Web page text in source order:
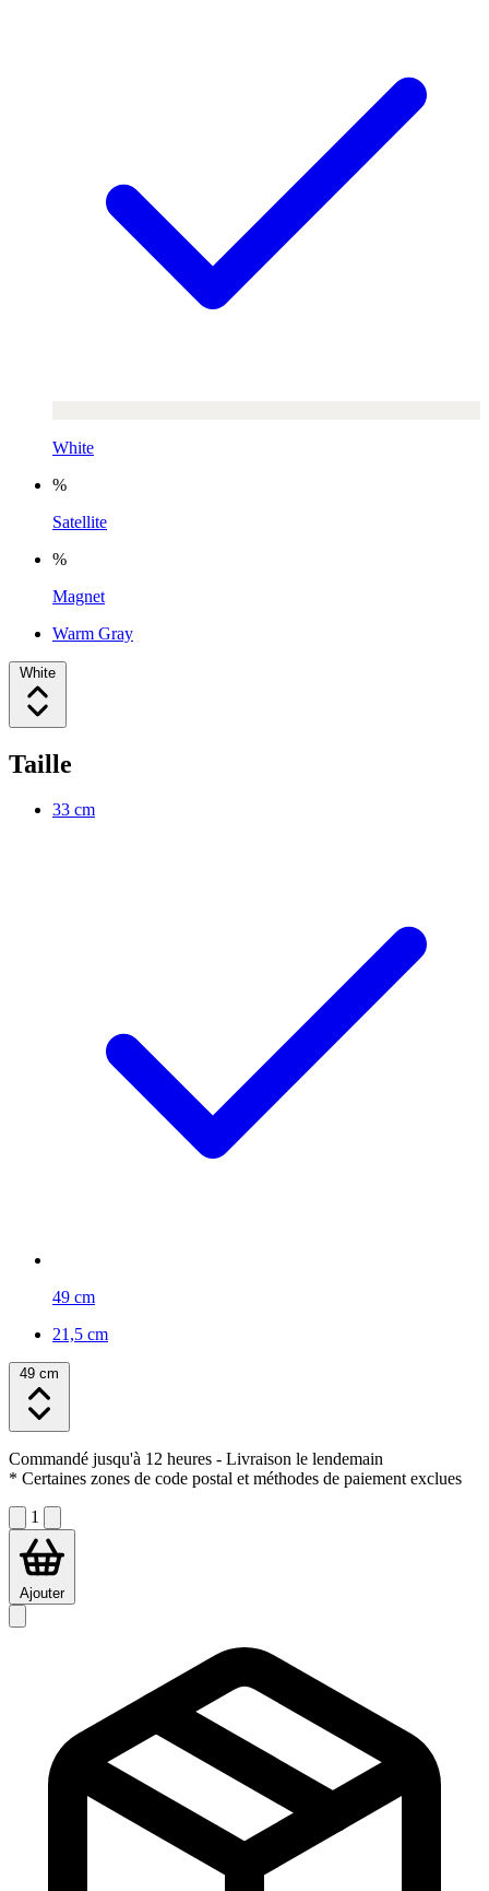
White
%
Satellite
%
Magnet
Warm Gray
White
Taille
33 cm
49 cm
21,5 cm
49 cm
Commandé jusqu'à 12 heures - Livraison le lendemain
* Certaines zones de code postal et méthodes de paiement exclues
1
Ajouter